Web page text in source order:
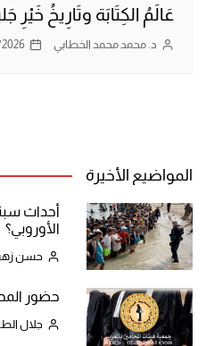
عَالَمُ الكِتَابَة وتَارِيخُ
د. محمد محمد الخطابي
المواضيع الأخيرة
أحداث
الأوروبي؟
حسن
حضور
جلال